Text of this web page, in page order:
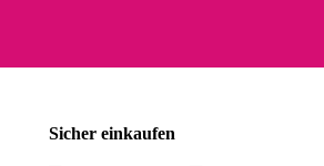
Sicher einkaufen